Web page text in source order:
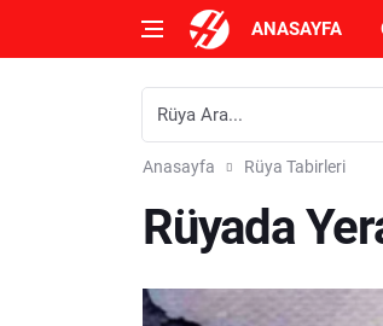
ANASAYFA
Anasayfa Rüya Tabirleri
Rüyada